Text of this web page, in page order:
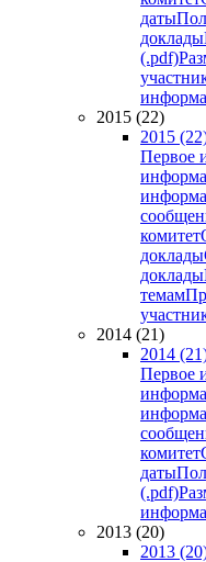
даты
доклады
(.pdf)
2015 (22)
2015
Первое
комитет
доклады
доклады
темам
2014 (21)
2014
Первое
комитет
даты
(.pdf)
2013 (20)
2013